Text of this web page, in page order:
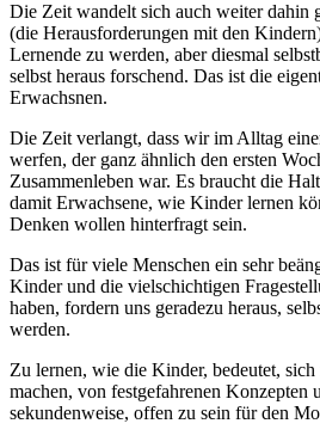
Die Zeit wandelt sich auch weiter dahin
(die Herausforderungen mit den
Lernende zu werden, aber diesmal
selbst heraus forschend. Das ist die
Erwachsnen.
Die Zeit verlangt, dass wir im Alltag
werfen, der ganz ähnlich den ersten
Zusammenleben war. Es braucht die
damit Erwachsene, wie Kinder lernen
Denken wollen hinterfragt sein.
Das ist für viele Menschen ein sehr
Kinder und die vielschichtigen
haben, fordern uns geradezu heraus,
werden.
Zu lernen, wie die Kinder, bedeutet,
machen, von festgefahrenen Konzepten
sekundenweise, offen zu sein für den